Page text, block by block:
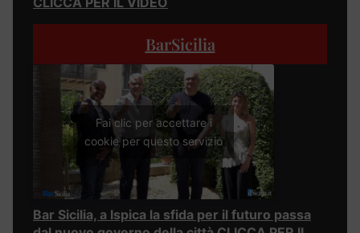
BarSicilia
Fai clic per accettare i
cookie per questo servizio
Bar Sicilia, a Ispica la sfida per il futuro passa